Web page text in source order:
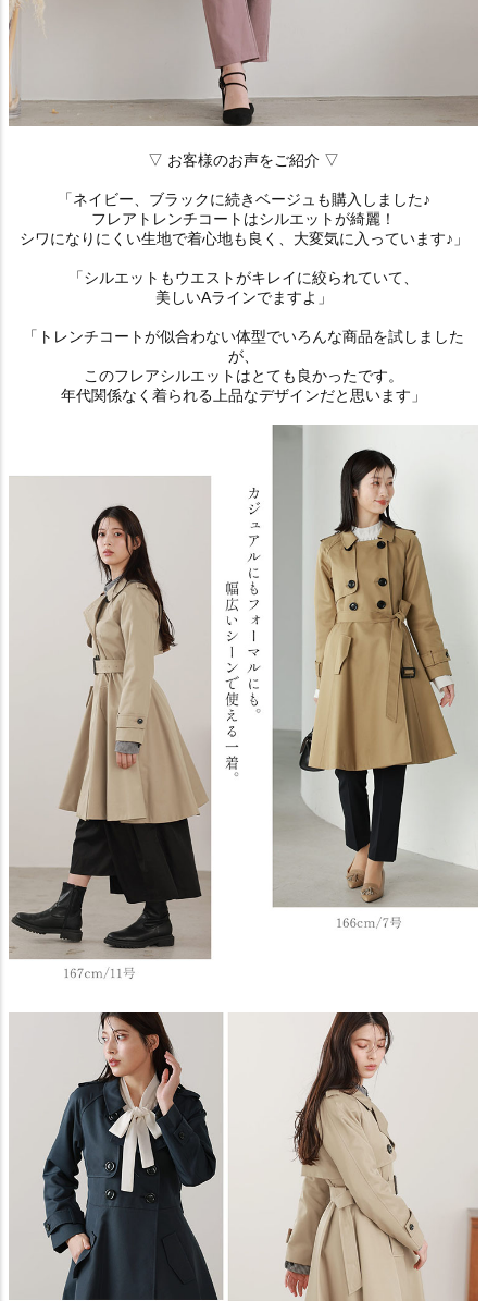
▽ お客様のお声をご紹介 ▽
「ネイビー、ブラックに続きベージュも購入しました♪
フレアトレンチコートはシルエットが綺麗！
シワになりにくい生地で着心地も良く、大変気に入っています♪」
「シルエットもウエストがキレイに絞られていて、
美しいAラインでますよ」
「トレンチコートが似合わない体型でいろんな商品を試しました
が、
このフレアシルエットはとても良かったです。
年代関係なく着られる上品なデザインだと思います」